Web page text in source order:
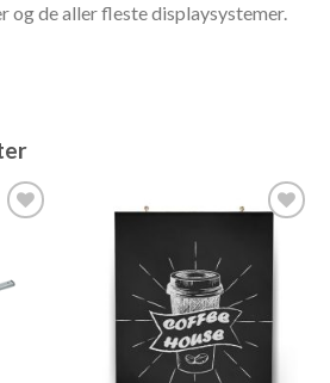
og de aller fleste displaysystemer.
til
Legg til
ønskeliste